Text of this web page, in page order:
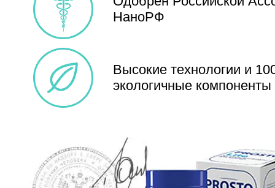
НаноРФ
Высокие технологии и
экологичные